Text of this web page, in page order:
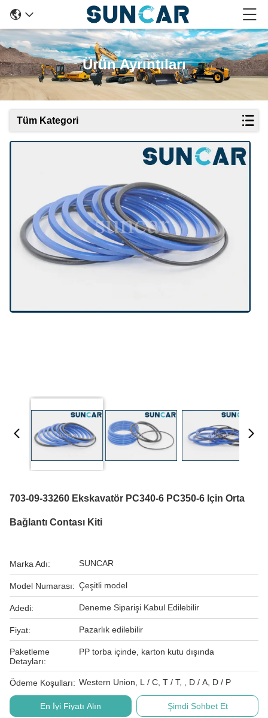
Ürün Ayrıntıları
Tüm Kategori
703-09-33260 Ekskavatör PC340-6 PC350-6 Için Orta
Bağlantı Contası Kiti
Marka Adı: SUNCAR
Model Numarası: Çeşitli model
Adedi: Deneme Siparişi Kabul Edilebilir
Fiyat: Pazarlık edilebilir
Paketleme
Detayları:
PP torba içinde, karton kutu dışında
Ödeme Koşulları: Western Union, L / C, T / T, , D / A, D / P
En İyi Fiyatı Alın Şimdi Sohbet Et